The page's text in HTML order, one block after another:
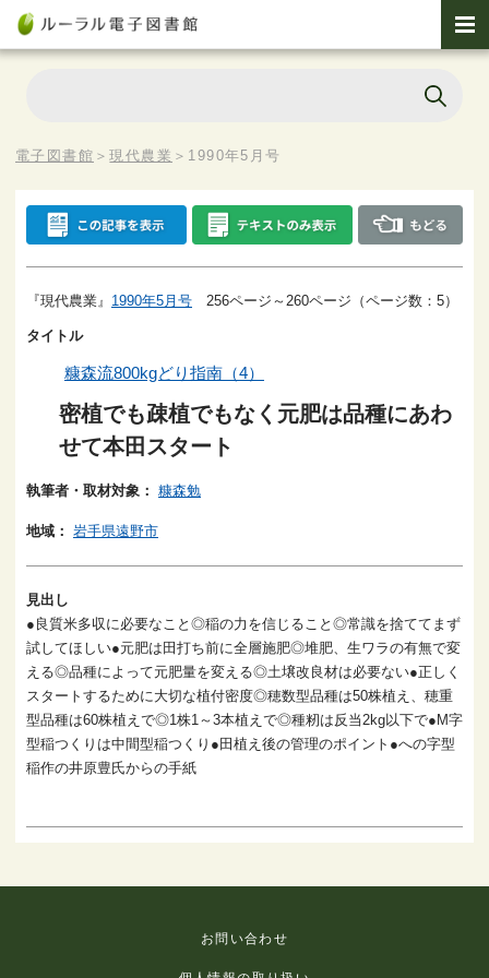
電子図書館 ＞現代農業 ＞ 1990年5月号
『現代農業』 1990年5月号 256ページ～260ページ（ページ数：5）
タイトル
糠森流800kgどり指南（4）
密植でも疎植でもなく元肥は品種にあわ
せて本田スタート
執筆者・取材対象： 糠森勉
地域： 岩手県遠野市
見出し
●良質米多収に必要なこと◎稲の力を信じること◎常識を捨ててまず
試してほしい●元肥は田打ち前に全層施肥◎堆肥、生ワラの有無で変
える◎品種によって元肥量を変える◎土壌改良材は必要ない●正しく
スタートするために大切な植付密度◎穂数型品種は50株植え、穂重
型品種は60株植えで◎1株1～3本植えで◎種籾は反当2kg以下で●M字
型稲つくりは中間型稲つくり●田植え後の管理のポイント●への字型
稲作の井原豊氏からの手紙
お問い合わせ